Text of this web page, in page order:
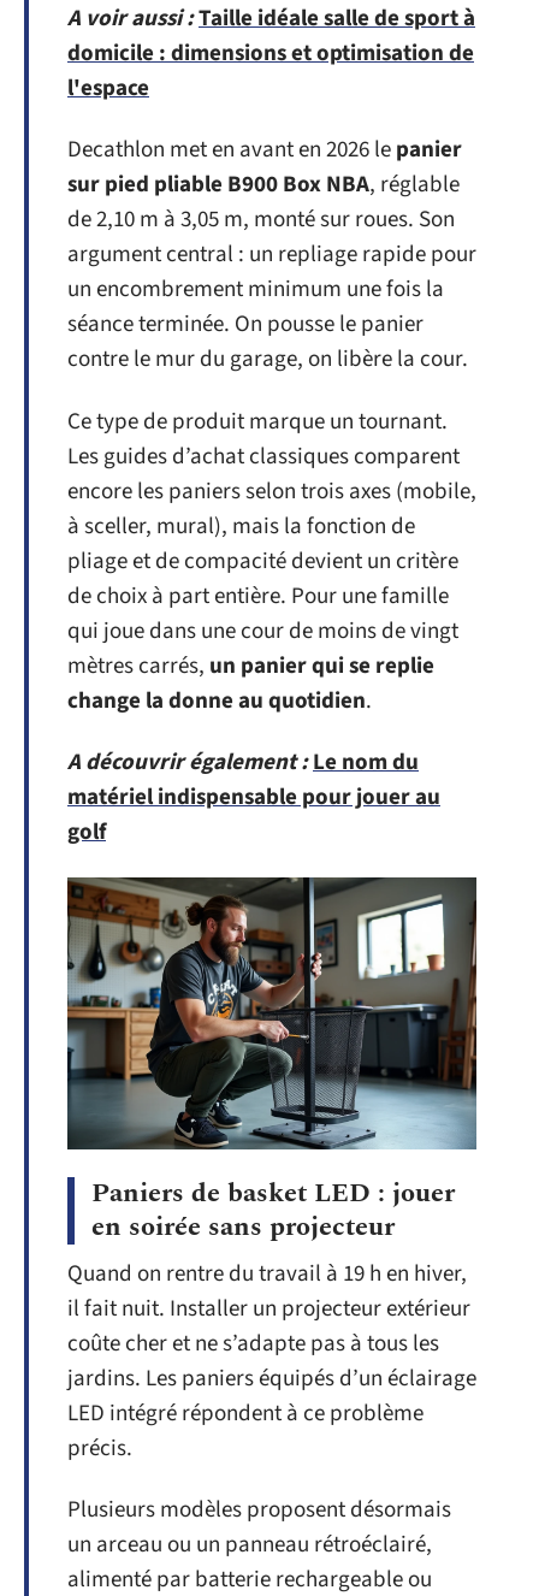
A voir aussi :Taille idéale salle de sport à
domicile : dimensions et optimisation de
l'espace
Decathlon met en avant en 2026 lepanier
sur pied pliable B900 Box NBA, réglable
de 2,10 m à 3,05 m, monté sur roues. Son
argument central : un repliage rapide pour
un encombrement minimum une fois la
séance terminée. On pousse le panier
contre le mur du garage, on libère la cour.
Ce type de produit marque un tournant.
Les guides d’achat classiques comparent
encore les paniers selon trois axes (mobile,
à sceller, mural), mais la fonction de
pliage et de compacité devient un critère
de choix à part entière. Pour une famille
qui joue dans une cour de moins de vingt
mètres carrés, un panier qui se replie
change la donne au quotidien.
A découvrir également :Le nom du
matériel indispensable pour jouer au
golf
Paniers de basket LED : jouer
en soirée sans projecteur
Quand on rentre du travail à 19 h en hiver,
il fait nuit. Installer un projecteur extérieur
coûte cher et ne s’adapte pas à tous les
jardins. Les paniers équipés d’un éclairage
LED intégré répondent à ce problème
précis.
Plusieurs modèles proposent désormais
un arceau ou un panneau rétroéclairé,
alimenté par batterie rechargeable ou